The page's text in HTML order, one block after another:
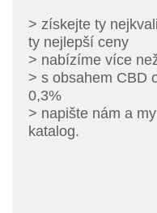
> získejte ty
ty nejlepší ceny
> nabízíme více
> s obsahem CBD
0,3%
> napište nám a
katalog.